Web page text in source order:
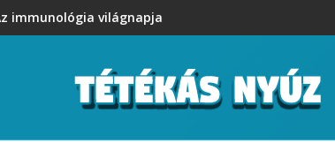
immunológia világnapja